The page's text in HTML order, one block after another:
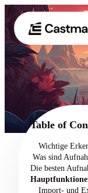
02
Über
Table of
Wichtige
Was sind
Die besten
Import- und